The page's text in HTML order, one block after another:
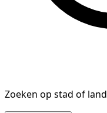
Zoeken op stad of land